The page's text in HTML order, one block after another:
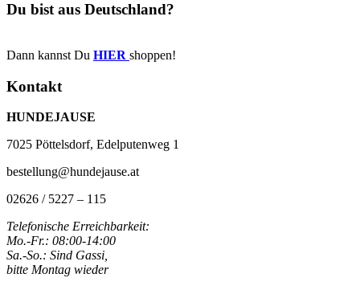
Du bist aus Deutschland?
Dann kannst Du HIER shoppen!
Kontakt
HUNDEJAUSE
7025 Pöttelsdorf, Edelputenweg 1
bestellung@hundejause.at
02626 / 5227 – 115
Telefonische Erreichbarkeit:
Mo.-Fr.: 08:00-14:00
Sa.-So.: Sind Gassi,
bitte Montag wieder